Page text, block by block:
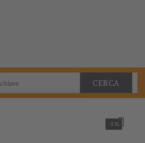
CERCA
-5%